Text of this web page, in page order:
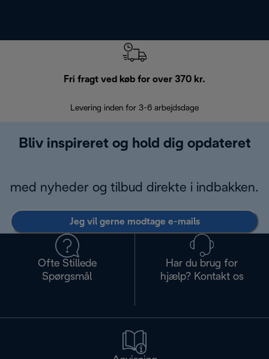
Fri fragt ved køb for over 370 kr.
Levering inden for 3-6 arbejdsdage
Bliv inspireret og hold dig opdateret
med nyheder og tilbud direkte i indbakken.
Jeg vil gerne modtage e-mails
Ofte Stillede
Spørgsmål
Har du brug for
hjælp? Kontakt os